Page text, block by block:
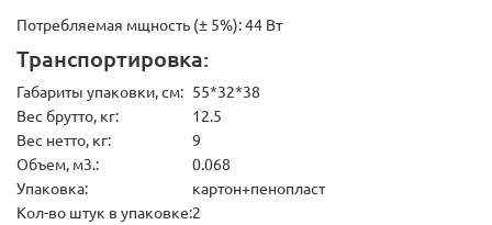
Потребляемая мщность (± 5%): 44 Вт
Транспортировка:
Габариты упаковки, см: 55*32*38
Вес брутто, кг:
12.5
Вес нетто, кг:
9
Объем, м3.:
0.068
Упаковка:
картон+пенопласт
Кол-во штук в упаковке:2